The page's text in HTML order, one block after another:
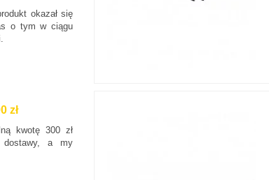
okazał się
o tym w ciągu
zł
kwotę 300 zł
dostawy, a my